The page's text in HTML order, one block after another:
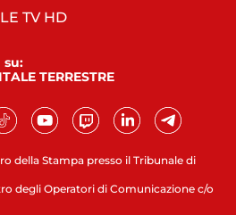
della Stampa presso il Tribunale di
degli Operatori di Comunicazione c/o
TV HD
su:
TERRESTRE